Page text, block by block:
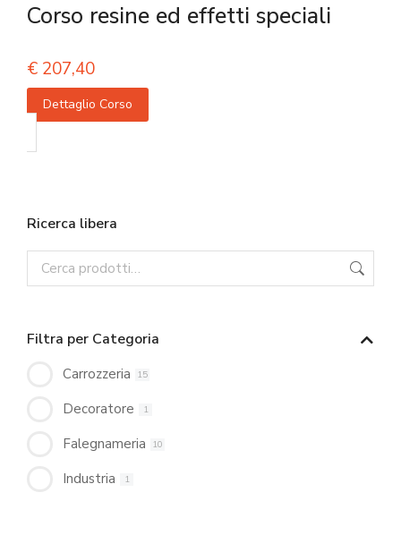
Corso resine ed effetti speciali
€ 207,40
Dettaglio Corso
Ricerca libera
Filtra per Categoria
Carrozzeria 15
Decoratore 1
Falegnameria 10
Industria 1